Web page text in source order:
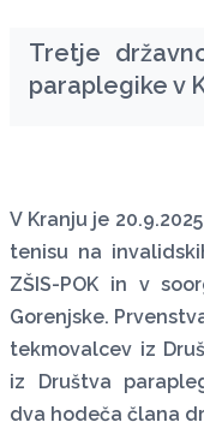
Tretje
paraplegike v
V Kranju je
tenisu na
ZŠIS-POK in v
Gorenjske.
tekmovalcev iz
iz Društva
dva hodeča člana